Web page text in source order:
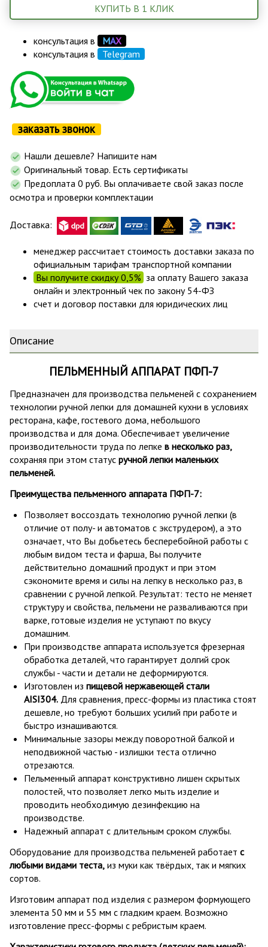
КУПИТЬ В 1 КЛИК
консультация в МАХ
консультация в Telegram
заказать звонок
Нашли дешевле? Напишите нам
Оригинальный товар. Есть сертификаты
Предоплата 0 руб. Вы оплачиваете свой заказ после
осмотра и проверки комплектации
Доставка:
менеджер рассчитает стоимость доставки заказа по
официальным тарифам транспортной компании
Вы получите скидку 0,5% за оплату Вашего заказа
онлайн и электронный чек по закону 54-ФЗ
счет и договор поставки для юридических лиц
Описание
ПЕЛЬМЕННЫЙ АППАРАТ ПФП-7
Предназначен для производства пельменей с сохранением
технологии ручной лепки для домашней кухни в условиях
ресторана, кафе, гостевого дома, небольшого
производства и для дома. Обеспечивает увеличение
производительности труда по лепке в несколько раз,
сохраняя при этом статус ручной лепки маленьких
пельменей.
Преимущества пельменного аппарата ПФП-7:
Позволяет воссоздать технологию ручной лепки (в
отличие от полу- и автоматов с экструдером), а это
означает , что Вы добьетесь бесперебойной работы с
любым видом теста и фарша, Вы получите
действительно домашний продукт и при этом
сэкономите время и силы на лепку в несколько раз, в
сравнении с ручной лепкой. Результат: тесто не меняет
структуру и свойства, пельмени не разваливаются при
варке, готовые изделия не уступают по вкусу
домашним.
При производстве аппарата используется фрезерная
обработка деталей, что гарантирует долгий срок
службы - части и детали не деформируются.
Изготовлен из пищевой нержавеющей стали
AISI304. Для сравнения, пресс-формы из пластика стоят
дешевле, но требуют больших усилий при работе и
быстро изнашиваются.
Минимальные зазоры между поворотной балкой и
неподвижной частью - излишки теста отлично
отрезаются.
Пельменный аппарат конструктивно лишен скрытых
полостей, что позволяет легко мыть изделие и
проводить необходимую дезинфекцию на
производстве.
Надежный аппарат с длительным сроком службы.
Оборудование для производства пельменей работает с
любыми видами теста, из муки как твёрдых, так и мягких
сортов.
Изготовим аппарат под изделия с размером формующего
элемента 50 мм и 55 мм с гладким краем. Возможно
изготовление пресс-формы с ребристым краем.